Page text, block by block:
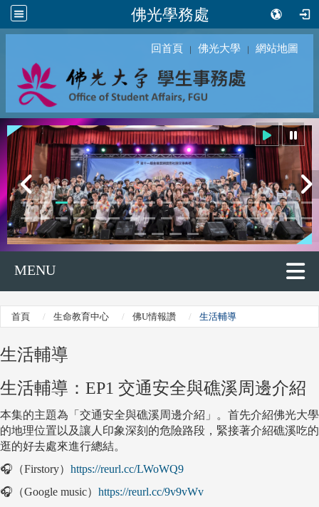
佛光學務處
回首頁 ｜ 佛光大學 ｜ 網站地圖
MENU
首頁 生命教育中心 佛U情報讚 生活輔導
生活輔導
生活輔導：EP1 交通安全與礁溪周邊介紹
本集的主題為「交通安全與礁溪周邊介紹」。首先介紹佛光大學
的地理位置以及讓人印象深刻的危險路段，緊接著介紹礁溪吃的
逛的好去處來進行總結。
🎧（Firstory） https://reurl.cc/LWoWQ9
🎧（Google music） https://reurl.cc/9v9vWv